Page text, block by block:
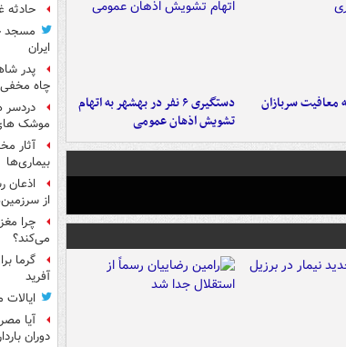
معافیت سربازان
دستگیری ۶ نفر در بهشهر به اتهام
تشویش اذهان عمومی
حادثه
مسجد
ایران
پدر
چاه
دردسر
موشک
آثار
بیماری‌ها
اذعان
از
چرا
می‌کند؟
گرما
آفرید
آیا
دوران